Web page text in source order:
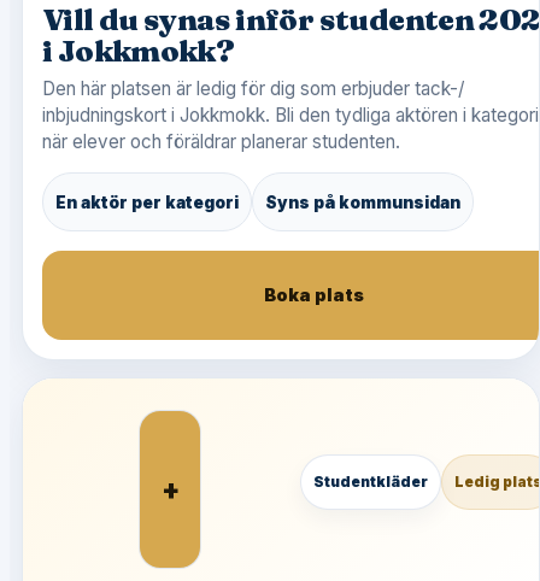
Vill du synas inför studenten
i Jokkmokk?
Den här platsen är ledig för dig som erbjuder tack-/
inbjudningskort i Jokkmokk. Bli den tydliga aktören i
när elever och föräldrar planerar studenten.
En aktör per kategori Syns på kommunsidan
Boka plats
+ Studentkläder Ledig